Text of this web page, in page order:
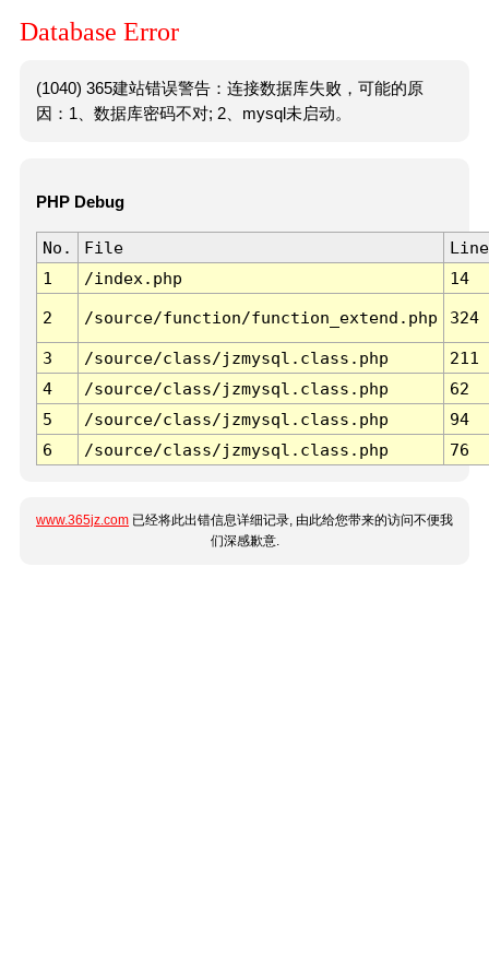
Database Error
(1040) 365建站错误警告：连接数据库失败，可能的原
因：1、数据库密码不对; 2、mysql未启动。
PHP Debug
No. File
Line
1
/index.php 14
2 /source/function/function_extend.php 324
3 /source/class/jzmysql.class.php
211
4
/source/class/jzmysql.class.php
62
5
/source/class/jzmysql.class.php
94
6
/source/class/jzmysql.class.php 76
www.365jz.com 已经将此出错信息详细记录, 由此给您带来的访问不便我
们深感歉意.